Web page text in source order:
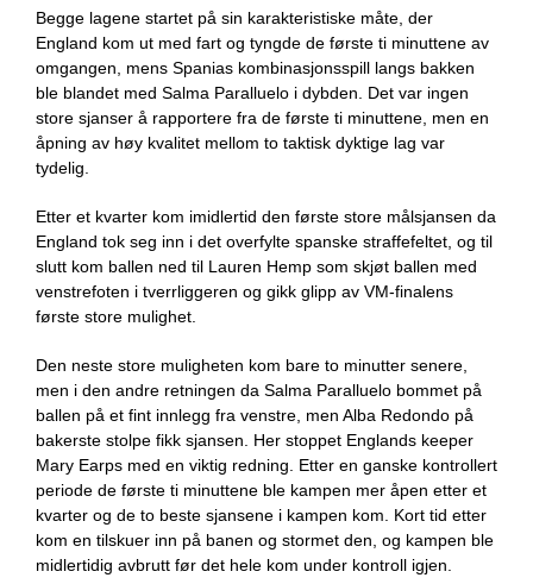
Begge lagene startet på sin karakteristiske måte, der
England kom ut med fart og tyngde de første ti minuttene av
omgangen, mens Spanias kombinasjonsspill langs bakken
ble blandet med Salma Paralluelo i dybden. Det var ingen
store sjanser å rapportere fra de første ti minuttene, men en
åpning av høy kvalitet mellom to taktisk dyktige lag var
tydelig.
Etter et kvarter kom imidlertid den første store målsjansen da
England tok seg inn i det overfylte spanske straffefeltet, og til
slutt kom ballen ned til Lauren Hemp som skjøt ballen med
venstrefoten i tverrliggeren og gikk glipp av VM-finalens
første store mulighet.
Den neste store muligheten kom bare to minutter senere,
men i den andre retningen da Salma Paralluelo bommet på
ballen på et fint innlegg fra venstre, men Alba Redondo på
bakerste stolpe fikk sjansen. Her stoppet Englands keeper
Mary Earps med en viktig redning. Etter en ganske kontrollert
periode de første ti minuttene ble kampen mer åpen etter et
kvarter og de to beste sjansene i kampen kom. Kort tid etter
kom en tilskuer inn på banen og stormet den, og kampen ble
midlertidig avbrutt før det hele kom under kontroll igjen.